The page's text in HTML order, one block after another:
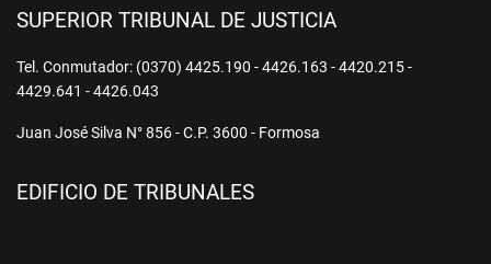
SUPERIOR TRIBUNAL DE JUSTICIA
Tel. Conmutador: (0370) 4425.190 - 4426.163 - 4420.215 -
4429.641 - 4426.043
Juan José Silva N° 856 - C.P. 3600 - Formosa
EDIFICIO DE TRIBUNALES